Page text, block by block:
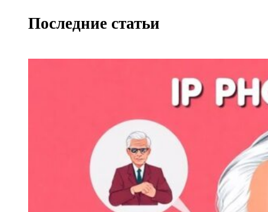
Последние статьи